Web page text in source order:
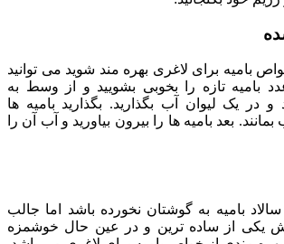
بامیه برای لاغری بهره مند شوید می توانید
تازه را بخوبی بشویید و از وسط به
در یک لیوان آب بگذارید. بگذارید بامیه ها
بعد بامیه ها را بیرون بیاورید و آب آن را
بامیه به گوشتان نخورده باشد اما جالب
یکی از ساده ترین و در عین حال خوشمزه